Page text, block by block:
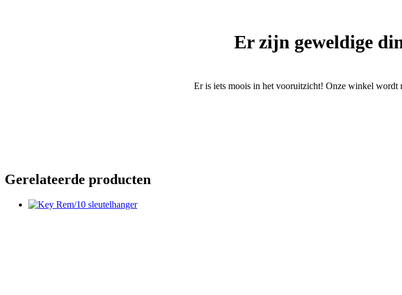
Er zijn geweldige
Er is iets moois in het vooruitzicht! Onze winkel
Gerelateerde producten